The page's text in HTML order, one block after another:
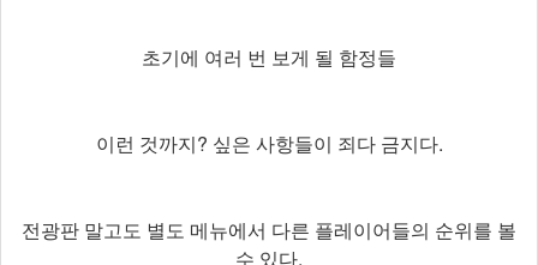
만들어줄 독보적인 신 요소는 없지만 게임 자체의 설정이나